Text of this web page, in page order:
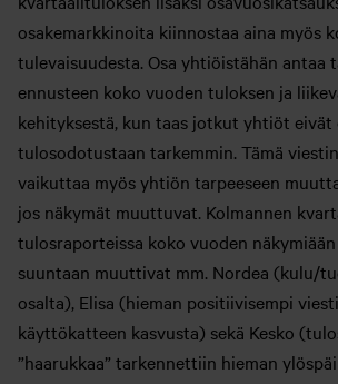
osakemarkkinoita kiinnostaa aina myös
tulevaisuudesta. Osa yhtiöistähän antaa
ennusteen koko vuoden tuloksen ja
kehityksestä, kun taas jotkut yhtiöt eivät
tulosodotustaan tarkemmin. Tämä
vaikuttaa myös yhtiön tarpeeseen
jos näkymät muuttuvat. Kolmannen
tulosraporteissa koko vuoden
suuntaan muuttivat mm. Nordea (kulu/
osalta), Elisa (hieman positiivisempi
käyttökatteen kasvusta) sekä Kesko
”haarukkaa” tarkennettiin hieman